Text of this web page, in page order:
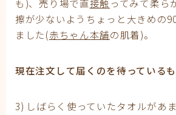
も)、売り場で直接触 ってみて柔ら
擦が少ないようちょっと大きめの
ました(赤ちゃん本舗の肌着)。
現在注文して届くのを待っている
3) しばらく使っていたタオルがあ